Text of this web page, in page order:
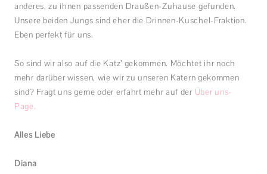
anderes, zu ihnen passenden Draußen-Zuhause gefunden.
Unsere beiden Jungs sind eher die Drinnen-Kuschel-Fraktion.
Eben perfekt für uns.
So sind wir also auf die Katz’ gekommen. Möchtet ihr noch
mehr darüber wissen, wie wir zu unseren Katern gekommen
sind? Fragt uns gerne oder erfahrt mehr auf der Über uns-
Page.
Alles Liebe
Diana